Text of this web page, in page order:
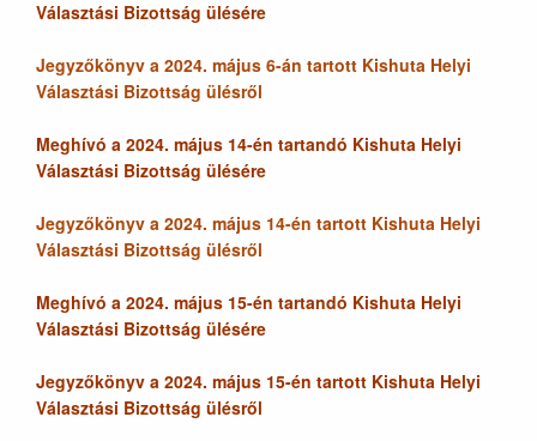
Választási Bizottság ülésére
Jegyzőkönyv a 2024. május 6-án tartott Kishuta Helyi
Választási Bizottság ülésről
Meghívó a 2024. május 14-én tartandó Kishuta Helyi
Választási Bizottság ülésére
Jegyzőkönyv a 2024. május 14-én tartott Kishuta Helyi
Választási Bizottság ülésről
Meghívó a 2024. május 15-én tartandó Kishuta Helyi
Választási Bizottság ülésére
Jegyzőkönyv a 2024. május 15-én tartott Kishuta Helyi
Választási Bizottság ülésről